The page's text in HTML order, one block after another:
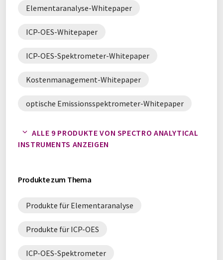
Elementaranalyse-Whitepaper
ICP-OES-Whitepaper
ICP-OES-Spektrometer-Whitepaper
Kostenmanagement-Whitepaper
optische Emissionsspektrometer-Whitepaper
Spektrometer-Whitepaper
ALLE 9 PRODUKTE VON SPECTRO ANALYTICAL
INSTRUMENTS ANZEIGEN
Produkte zum Thema
Produkte für Elementaranalyse
Produkte für ICP-OES
ICP-OES-Spektrometer